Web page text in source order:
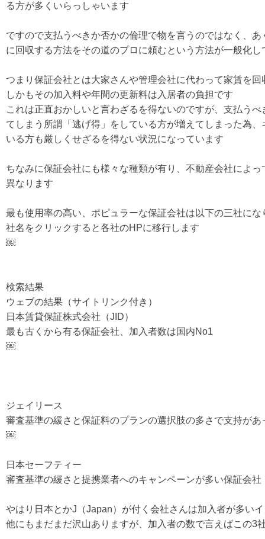
る方が多くいらっしゃいます
ですので支払うべきか否かの倫理で物を言うのではなく、
に回収する方法をその道のプロに頼むという方法が一般化し
つまり保証会社とは大家さんや管理会社に代わって家賃を回
しかもその加入料や年間の更新料は入居者の負担です
これは正直おかしいと言わざるを得ないのですが、支払う
てしまう所謂「逃げ得」をしている方が増えてしまった為
いる方も厳しくせざるを得ない状況になっています
ちなみに保証会社にも様々な種類が有り、不動産会社によ
異なります
最も使用率の高い、ポピュラーな保証会社は以下の三社にな
社名をクリックすると各社のHPに移行します
￼
検索結果
ウェブの結果（サイトリンク付き）
日本賃貸保証株式会社（JID）
最も古くから有る保証会社、加入者数は国内No1
￼
ジェイリース
審査基準の緩さと保証料のプランの選択肢の多さで支持があ
￼
日本セーフティー
審査基準の緩さと提携業者へのキャンペーンが多い保証会社
やはり日本とかJ（Japan）が付く会社さんは加入者が多い
他にもまだまだ沢山ありますが、加入者の数で言えばこの3